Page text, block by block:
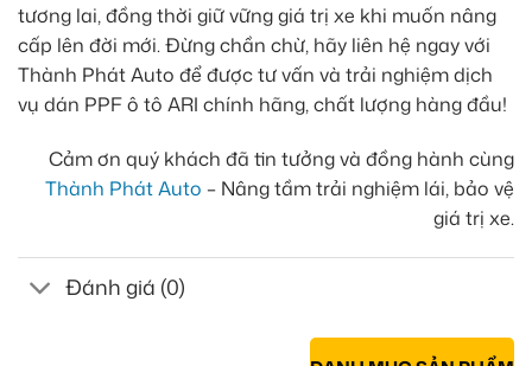
tương lai, đồng thời giữ vững giá trị xe khi muốn nâng
cấp lên đời mới. Đừng chần chừ, hãy liên hệ ngay với
Thành Phát Auto để được tư vấn và trải nghiệm dịch
vụ dán PPF ô tô ARI chính hãng, chất lượng hàng đầu!
Cảm ơn quý khách đã tin tưởng và đồng hành cùng
Thành Phát Auto – Nâng tầm trải nghiệm lái, bảo vệ
giá trị xe.
Đánh giá (0)